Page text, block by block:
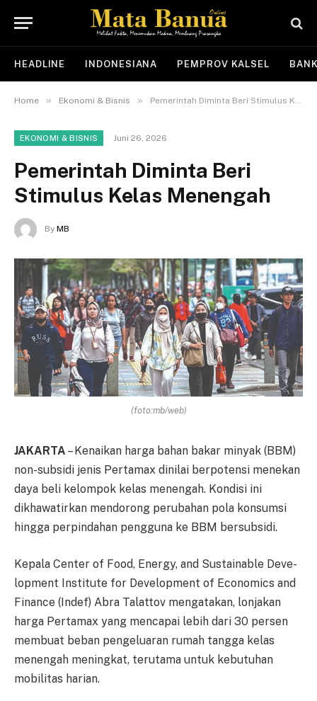
HEADLINE INDONESIANA PEMPROV KALSEL
Home » Ekonomi & Bisnis » Pemerintah Diminta Beri Stimulus Kelas Menengah
EKONOMI & BISNIS Juni 26, 2026
Pemerintah Diminta Beri
Stimulus Kelas Menengah
By MB
(foto:mb/web)
JAKARTA – Kenaikan harga ba­han bakar minyak (BBM)
non-subsidi jenis Pertamax di­nilai berpotensi menekan
daya be­li kelompok kelas menengah. Kon­disi ini
dikhawatirkan men­do­rong perubahan pola kon­sum­si
hingga perpindahan pengguna ke BBM bersubsidi.
Kepala Center of Food, Energy, and Sustainable De­ve­
lop­ment Institute for Dev­e­lop­ment of Economics and
Finance (In­def) Abra Talattov meng­a­ta­kan, lonjakan
harga Pertamax ya­ng mencapai lebih dari 30 per­sen
membuat beban pengeluaran ru­mah tangga kelas
menengah me­ningkat, terutama untuk ke­bu­tuhan
mobilitas harian.